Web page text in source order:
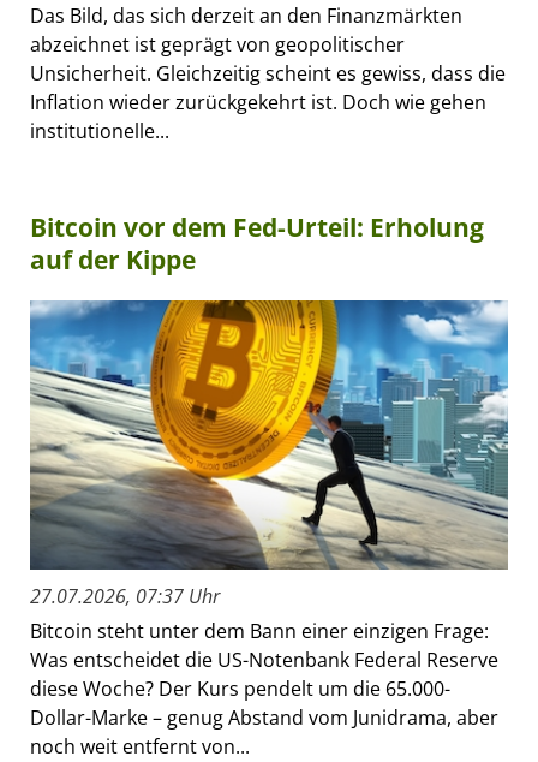
Das Bild, das sich derzeit an den Finanzmärkten
abzeichnet ist geprägt von geopolitischer
Unsicherheit. Gleichzeitig scheint es gewiss, dass die
Inflation wieder zurückgekehrt ist. Doch wie gehen
institutionelle...
Bitcoin vor dem Fed-Urteil: Erholung
auf der Kippe
27.07.2026, 07:37 Uhr
Bitcoin steht unter dem Bann einer einzigen Frage:
Was entscheidet die US-Notenbank Federal Reserve
diese Woche? Der Kurs pendelt um die 65.000-
Dollar-Marke – genug Abstand vom Junidrama, aber
noch weit entfernt von...